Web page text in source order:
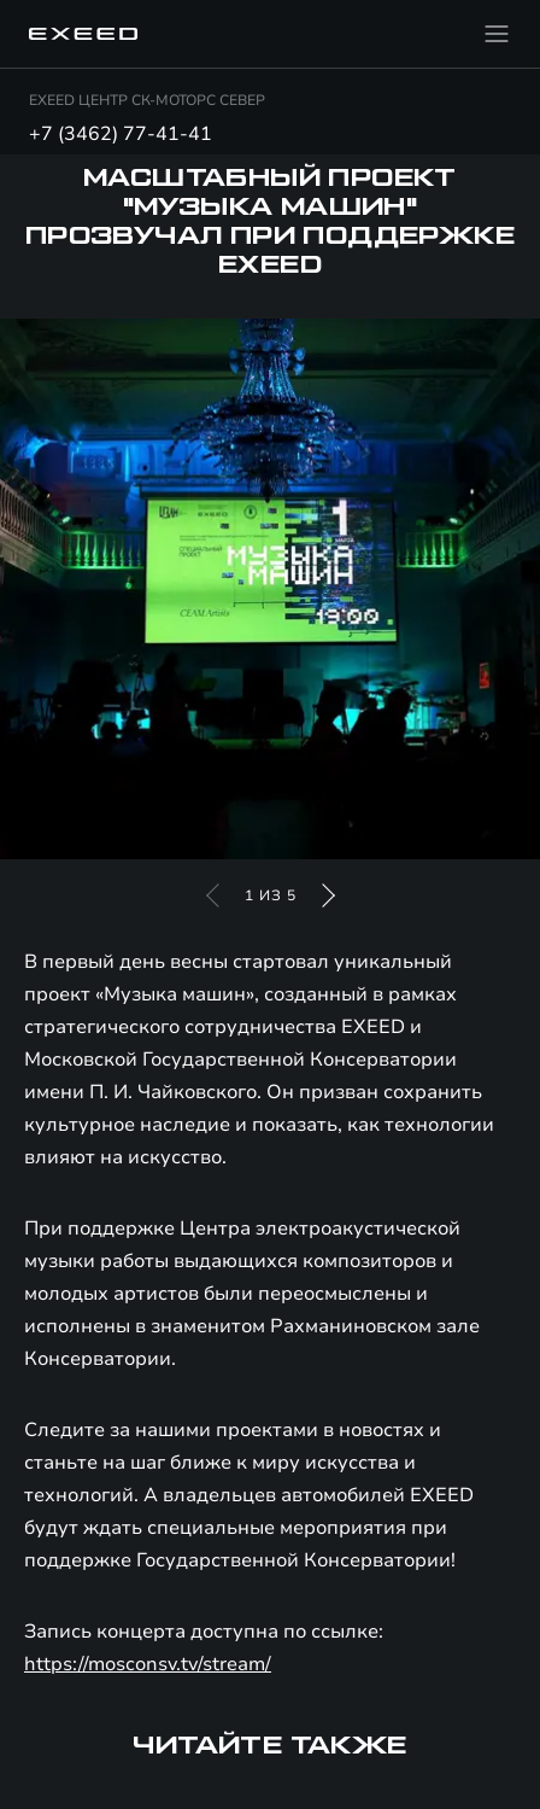
EXEED ЦЕНТР СК-МОТОРС СЕВЕР
+7 (3462) 77-41-41
МАСШТАБНЫЙ ПРОЕКТ
"МУЗЫКА МАШИН"
ПРОЗВУЧАЛ ПРИ ПОДДЕРЖКЕ
EXEED
1 ИЗ 5
В первый день весны стартовал уникальный
проект «Музыка машин», созданный в рамках
стратегического сотрудничества EXEED и
Московской Государственной Консерватории
имени П. И. Чайковского. Он призван сохранить
культурное наследие и показать, как технологии
влияют на искусство.
При поддержке Центра электроакустической
музыки работы выдающихся композиторов и
молодых артистов были переосмыслены и
исполнены в знаменитом Рахманиновском зале
Консерватории.
Следите за нашими проектами в новостях и
станьте на шаг ближе к миру искусства и
технологий. А владельцев автомобилей EXEED
будут ждать специальные мероприятия при
поддержке Государственной Консерватории!
Запись концерта доступна по ссылке:
https://mosconsv.tv/stream/
ЧИТАЙТЕ ТАКЖЕ